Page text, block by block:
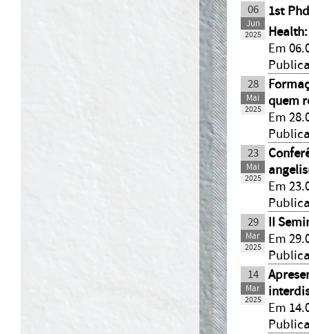
06
Jun
2025
1st
Em
28
Mai
2025
quem
Em
23
Mai
2025
Em
29
Mar
2025
II
Em
14
Mar
2025
Em